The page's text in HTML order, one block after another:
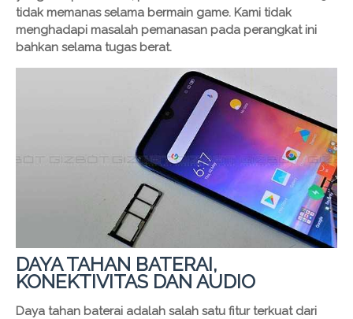
tidak memanas selama bermain game. Kami tidak
menghadapi masalah pemanasan pada perangkat ini
bahkan selama tugas berat.
DAYA TAHAN BATERAI,
KONEKTIVITAS DAN AUDIO
Daya tahan baterai adalah salah satu fitur terkuat dari